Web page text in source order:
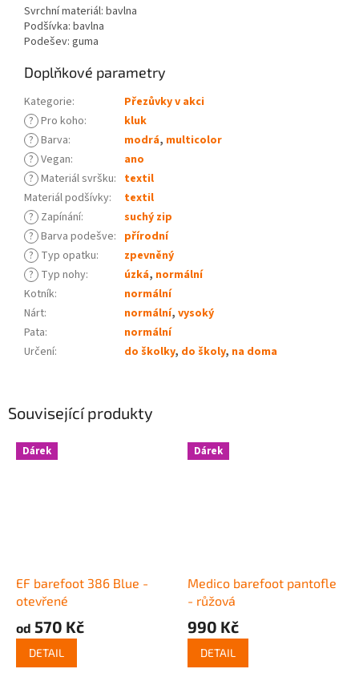
Související produkty
Dárek
EF barefoot 386 Blue -
otevřené
od 570 Kč
DETAIL
Dárek
Medico barefoot pantofle
- růžová
990 Kč
DETAIL
Svrchní materiál: bavlna
Podšívka: bavlna
Podešev: guma
Doplňkové parametry
Kategorie:
Přezůvky v akci
? Pro koho:
kluk
? Barva: modrá, multicolor
? Vegan:
ano
? Materiál svršku: textil
Materiál podšívky:
textil
? Zapínání:
suchý zip
? Barva podešve: přírodní
? Typ opatku:
zpevněný
? Typ nohy: úzká, normální
Kotník:
normální
Nárt: normální, vysoký
Pata:
normální
Určení: do školky, do školy, na doma